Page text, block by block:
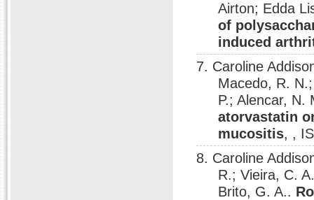
Airton; Edda
of
induced
7. Caroline
Macedo, R.
P.; Alencar,
atorvastatin
mucositis, ,
8. Caroline
R.; Vieira, C.
Brito, G. A..